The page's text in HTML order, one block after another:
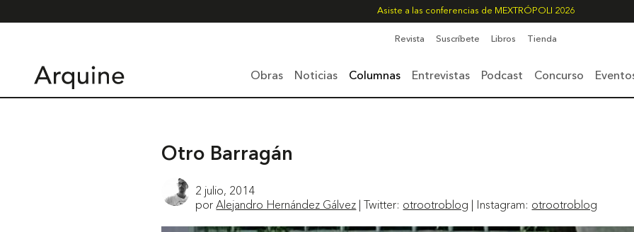
Asiste a las conferencias de MEXTRÓPOLI 2026
Revista Suscríbete Libros Tienda
Obras Noticias Columnas Entrevistas Podcast Concurso
Otro Barragán
2 julio, 2014
porAlejandro Hernández Gálvez | Twitter: otrootroblog | Instagram: otrootroblog